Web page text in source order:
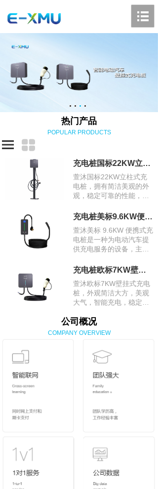
热门产品
POPULAR PRODUCTS
充电桩国标22KW立柱式充电桩
萱沐国标22KW立柱式充
电桩，拥有简洁美观的外
观，稳定可靠的性能，高
的管理和良好的兼容性，
手。
充电桩美标9.6KW便携式充电桩
萱沐美标 9.6KW 便携式充
电桩是一种为电动汽车提
供充电服务的设备，主要
美标充电接口，方便在美
为电动汽车进行充电。
充电桩欧标7KW壁挂式充电桩
萱沐欧标7KW壁挂式充电
桩，外观简洁大方，美观
大气，智能充电，稳定安
适用于众多欧洲品牌及符
合欧标接口的电动汽车。
公司概况
COMPANY OVERVIEW